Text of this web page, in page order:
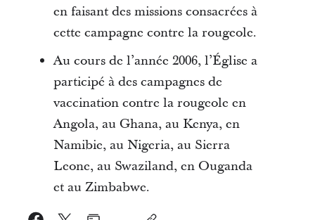
en faisant des missions consacrées à
cette campagne contre la rougeole.
Au cours de l’année 2006, l’Église a
participé à des campagnes de
vaccination contre la rougeole en
Angola, au Ghana, au Kenya, en
Namibie, au Nigeria, au Sierra
Leone, au Swaziland, en Ouganda
et au Zimbabwe.